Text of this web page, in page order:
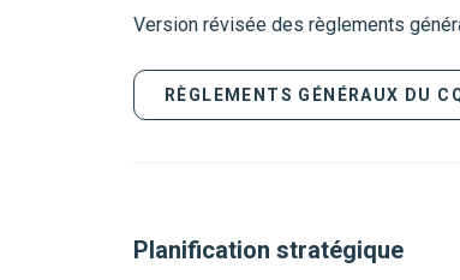
Version révisée des règlements
RÈGLEMENTS GÉNÉRAUX DU
Planification stratégique